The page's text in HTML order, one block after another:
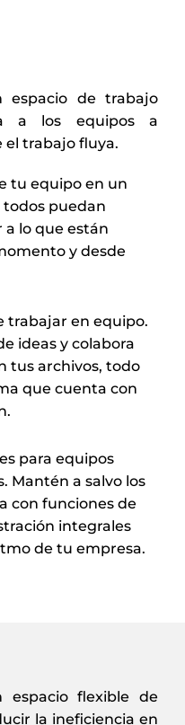
espacio de trabajo
a los equipos a
el trabajo fluya.
tu equipo en un
todos puedan
lo que están
y desde
trabajar en equipo.
ideas y colabora
tus archivos, todo
que cuenta con
para equipos
Mantén a salvo los
con funciones de
integrales
de tu empresa.
espacio flexible de
la ineficiencia en